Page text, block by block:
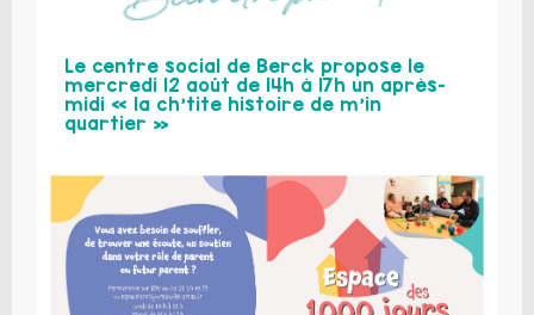
Le centre social de Berck propose le
mercredi 12 août de 14h à 17h un après-
midi « la ch’tite histoire de m’in
quartier »